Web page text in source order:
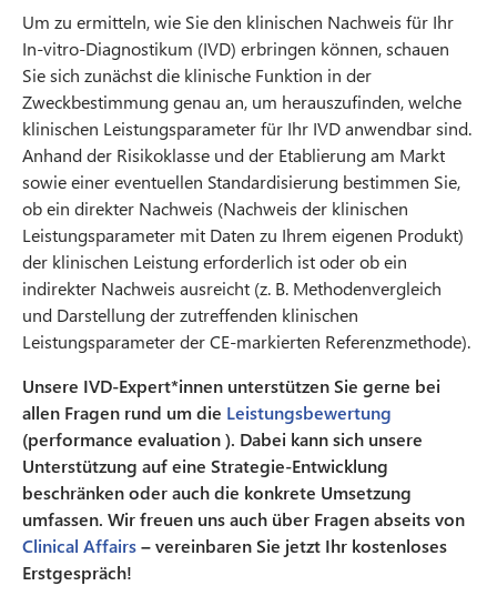
Um zu ermitteln, wie Sie den klinischen Nachweis für Ihr
In-vitro-Diagnostikum (IVD) erbringen können, schauen
Sie sich zunächst die klinische Funktion in der
Zweckbestimmung genau an, um herauszufinden, welche
klinischen Leistungsparameter für Ihr IVD anwendbar sind.
Anhand der Risikoklasse und der Etablierung am Markt
sowie einer eventuellen Standardisierung bestimmen Sie,
ob ein direkter Nachweis (Nachweis der klinischen
Leistungsparameter mit Daten zu Ihrem eigenen Produkt)
der klinischen Leistung erforderlich ist oder ob ein
indirekter Nachweis ausreicht (z. B. Methodenvergleich
und Darstellung der zutreffenden klinischen
Leistungsparameter der CE-markierten Referenzmethode).
Unsere IVD-Expert*innen unterstützen Sie gerne bei
allen Fragen rund um die Leistungsbewertung
(performance evaluation ). Dabei kann sich unsere
Unterstützung auf eine Strategie-Entwicklung
beschränken oder auch die konkrete Umsetzung
umfassen. Wir freuen uns auch über Fragen abseits von
Clinical Affairs– vereinbaren Sie jetzt Ihr kostenloses
Erstgespräch!